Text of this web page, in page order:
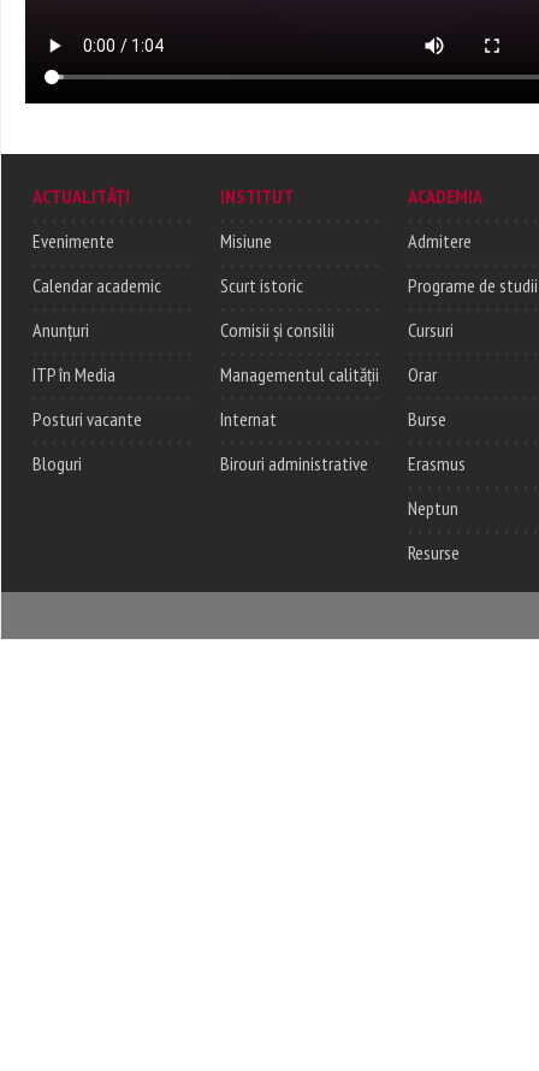
ACTUALITĂȚI
Evenimente
Calendar academic
Anunțuri
ITP în Media
Posturi vacante
Bloguri
INSTITUT
Misiune
Scurt istoric
Comisii și consilii
Managementul calității
Internat
Birouri administrative
ACADEMIA
Admitere
Programe de studii
Cursuri
Orar
Burse
Erasmus
Neptun
Resurse